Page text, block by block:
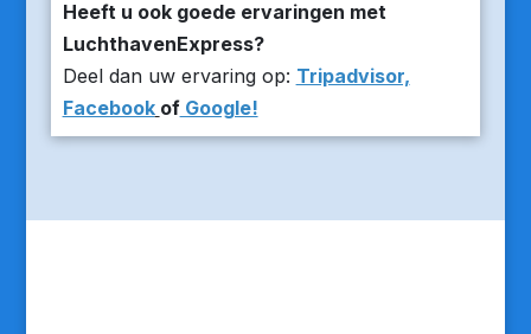
Heeft u ook goede ervaringen met
LuchthavenExpress?
Deel dan uw ervaring op: Tripadvisor,
Facebook ofGoogle!